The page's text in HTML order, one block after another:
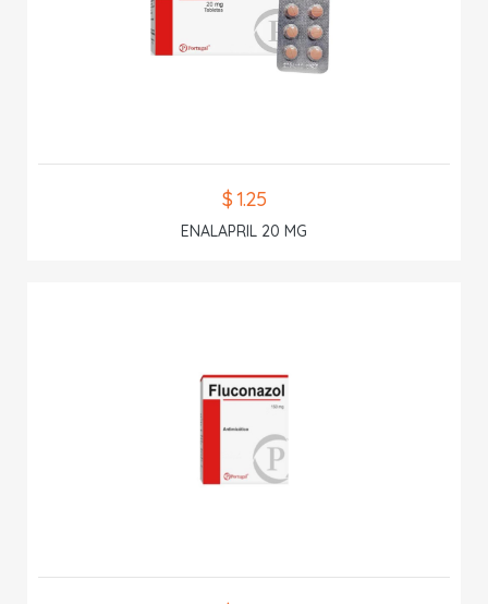
$ 1.25
ENALAPRIL 20 MG